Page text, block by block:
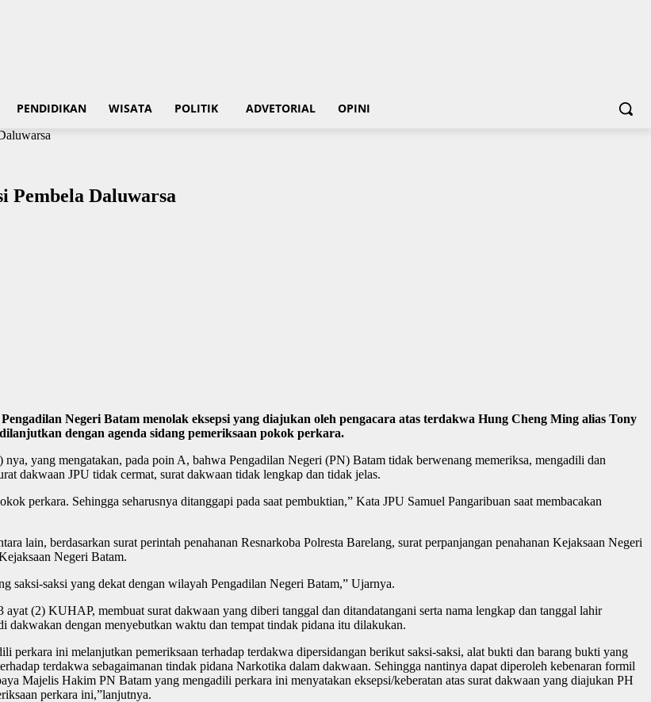
PENDIDIKAN WISATA POLITIK ADVETORIAL OPINI
Pembela Daluwarsa
Negeri Batam menolak eksepsi yang diajukan oleh pengacara atas terdakwa Hung Cheng Ming alias Tony
dengan agenda sidang pemeriksaan pokok perkara.
yang mengatakan, pada poin A, bahwa Pengadilan Negeri (PN) Batam tidak berwenang memeriksa, mengadili dan
dakwaan JPU tidak cermat, surat dakwaan tidak lengkap dan tidak jelas.
perkara. Sehingga seharusnya ditanggapi pada saat pembuktian,” Kata JPU Samuel Pangaribuan saat membacakan
lain, berdasarkan surat perintah penahanan Resnarkoba Polresta Barelang, surat perpanjangan penahanan Kejaksaan Negeri
Negeri Batam.
saksi-saksi yang dekat dengan wilayah Pengadilan Negeri Batam,” Ujarnya.
(2) KUHAP, membuat surat dakwaan yang diberi tanggal dan ditandatangani serta nama lengkap dan tanggal lahir
dakwakan dengan menyebutkan waktu dan tempat tindak pidana itu dilakukan.
perkara ini melanjutkan pemeriksaan terhadap terdakwa dipersidangan berikut saksi-saksi, alat bukti dan barang bukti yang
terdakwa sebagaimanan tindak pidana Narkotika dalam dakwaan. Sehingga nantinya dapat diperoleh kebenaran formil
Majelis Hakim PN Batam yang mengadili perkara ini menyatakan eksepsi/keberatan atas surat dakwaan yang diajukan PH
perkara ini,”lanjutnya.